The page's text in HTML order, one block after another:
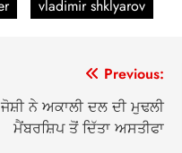
vladimir shklyarov
Previous:
ਨੇ ਅਕਾਲੀ ਦਲ ਦੀ ਮੁਢਲੀ
ਮੈਂਬਰਸ਼ਿਪ ਤੋਂ ਦਿੱਤਾ ਅਸਤੀਫਾ